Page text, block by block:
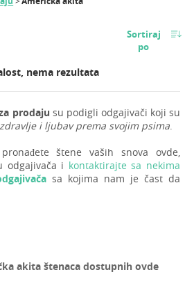
Sortiraj
po
nema rezultata
prodaju su podigli odgajivači koji su
i ljubav prema svojim psima.
štene vaših snova ovde,
odgajivača i kontaktirajte sa nekima
sa kojima nam je čast da
akita štenaca dostupnih ovde